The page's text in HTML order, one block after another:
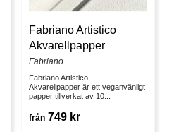
Fabriano Artistico
Akvarellpapper
Fabriano
Fabriano Artistico
Akvarellpapper är ett veganvänligt
papper tillverkat av 10...
från 749 kr